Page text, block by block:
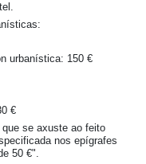
urbanística: 150 €
€
se axuste ao feito
nos epígrafes
50 €".